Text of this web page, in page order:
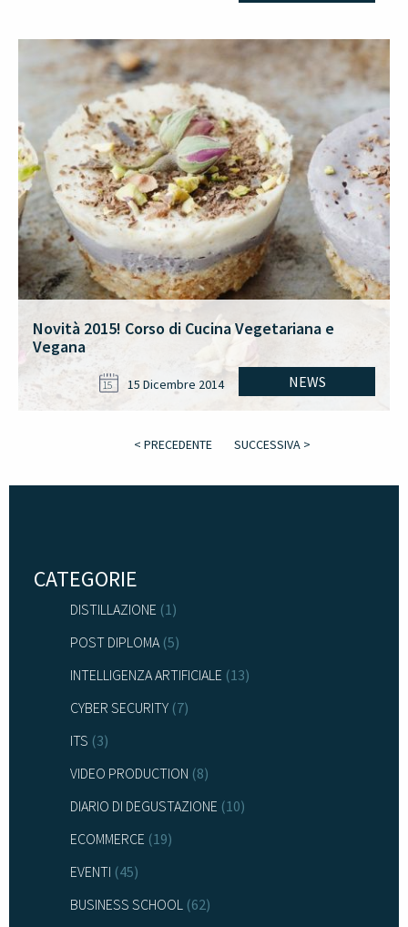
Novità 2015! Corso di Cucina Vegetariana e
Vegana
NEWS
15 15 Dicembre 2014
< PRECEDENTE SUCCESSIVA >
CATEGORIE
DISTILLAZIONE (1)
POST DIPLOMA(5)
INTELLIGENZA ARTIFICIALE (13)
CYBER SECURITY (7)
ITS (3)
VIDEO PRODUCTION (8)
DIARIO DI DEGUSTAZIONE (10)
ECOMMERCE (19)
EVENTI (45)
BUSINESS SCHOOL (62)